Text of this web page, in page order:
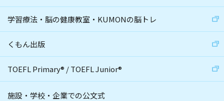
学習療法・脳の健康教室・KUMONの脳トレ
くもん出版
TOEFL Primary® /TOEFL Junior®
施設・学校・企業での公文式